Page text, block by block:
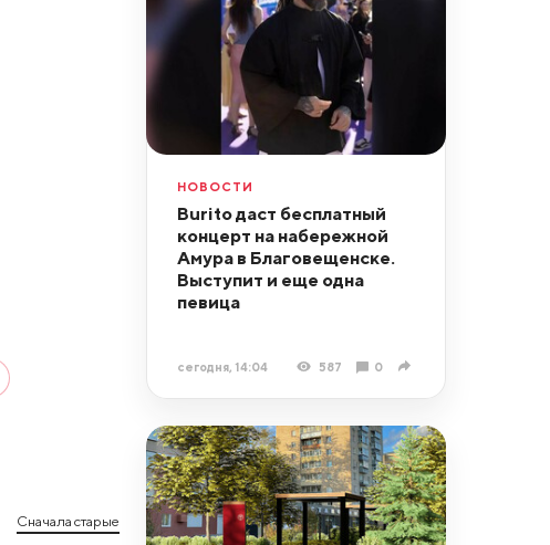
Сначала старые
НОВОСТИ
Burito даст бесплатный
концерт на набережной
Амура в Благовещенске.
Выступит и еще одна
певица
сегодня, 14:04 587 0